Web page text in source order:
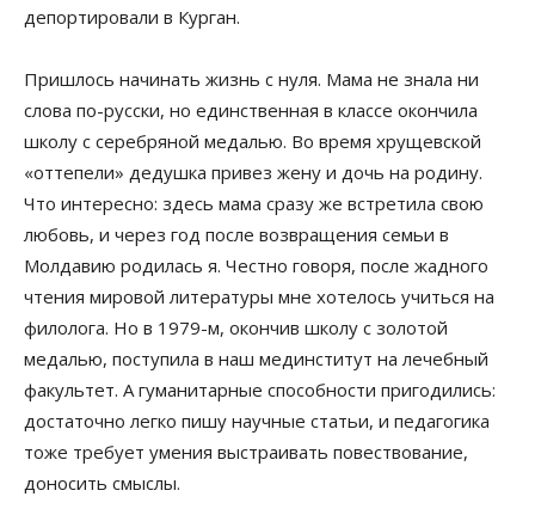
депортировали в Курган.
Пришлось начинать жизнь с нуля. Мама не знала ни
слова по-русски, но единственная в классе окончила
школу с серебряной медалью. Во время хрущевской
«оттепели» дедушка привез жену и дочь на родину.
Что интересно: здесь мама сразу же встретила свою
любовь, и через год после возвращения семьи в
Молдавию родилась я. Честно говоря, после жадного
чтения мировой литературы мне хотелось учиться на
филолога. Но в 1979-м, окончив школу с золотой
медалью, поступила в наш мединститут на лечебный
факультет. А гуманитарные способности пригодились:
достаточно легко пишу научные статьи, и педагогика
тоже требует умения выстраивать повествование,
доносить смыслы.